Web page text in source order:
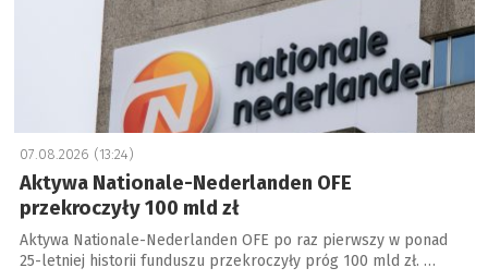
07.08.2026 (13:24)
Aktywa Nationale-Nederlanden OFE
przekroczyły 100 mld zł
Aktywa Nationale-Nederlanden OFE po raz pierwszy w ponad
25-letniej historii funduszu przekroczyły próg 100 mld zł. …